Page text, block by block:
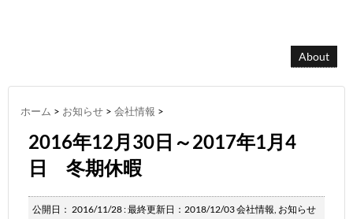
About
ホーム > お知らせ > 会社情報 >
2016年12月30日～2017年1月4
日 冬期休暇
公開日： 2016/11/28: 最終更新日：2018/12/03会社情報, お知らせ